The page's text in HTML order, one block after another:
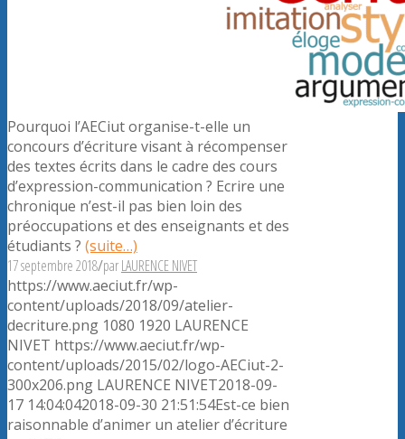
Pourquoi l’AECiut organise-t-elle un
concours d’écriture visant à récompenser
des textes écrits dans le cadre des cours
d’expression-communication ? Ecrire une
chronique n’est-il pas bien loin des
préoccupations et des enseignants et des
étudiants ? (suite…)
17 septembre 2018/parLAURENCE NIVET
https://www.aeciut.fr/wp-
content/uploads/2018/09/atelier-
decriture.png 1080 1920 LAURENCE
NIVET https://www.aeciut.fr/wp-
content/uploads/2015/02/logo-AECiut-2-
300x206.png LAURENCE NIVET2018-09-
17 14:04:042018-09-30 21:51:54Est-ce bien
raisonnable d’animer un atelier d’écriture